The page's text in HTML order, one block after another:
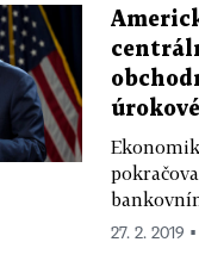
27. 2. 2019